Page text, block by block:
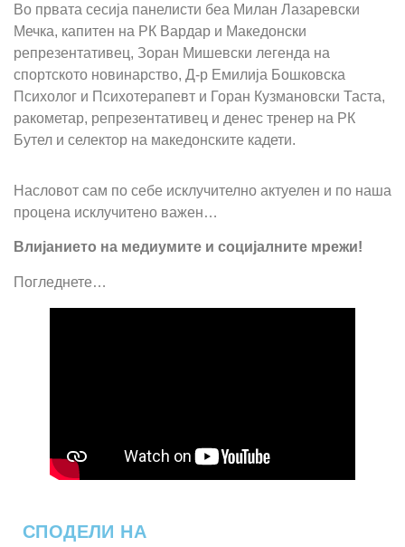
Во првата сесија панелисти беа Милан Лазаревски
Мечка, капитен на РК Вардар и Македонски
репрезентативец, Зоран Мишевски легенда на
спортското новинарство, Д-р Емилија Бошковска
Психолог и Психотерапевт и Горан Кузмановски Таста,
ракометар, репрезентативец и денес тренер на РК
Бутел и селектор на македонските кадети.
Насловот сам по себе исклучително актуелен и по наша
процена исклучитено важен…
Влијанието на медиумите и социјалните мрежи!
Погледнете…
СПОДЕЛИ НА